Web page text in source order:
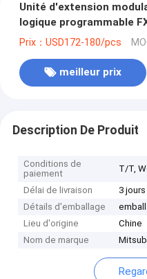
Unité d'extension
logique programmable
Nouveau dans la boîte
Prix：USD172-180/pcs
meilleur prix
Description De Produit
Conditions de
paiement
T/T,
Délai de livraison
3 jours
Détails d'emballage
Lieu d'origine
Chine
Nom de marque